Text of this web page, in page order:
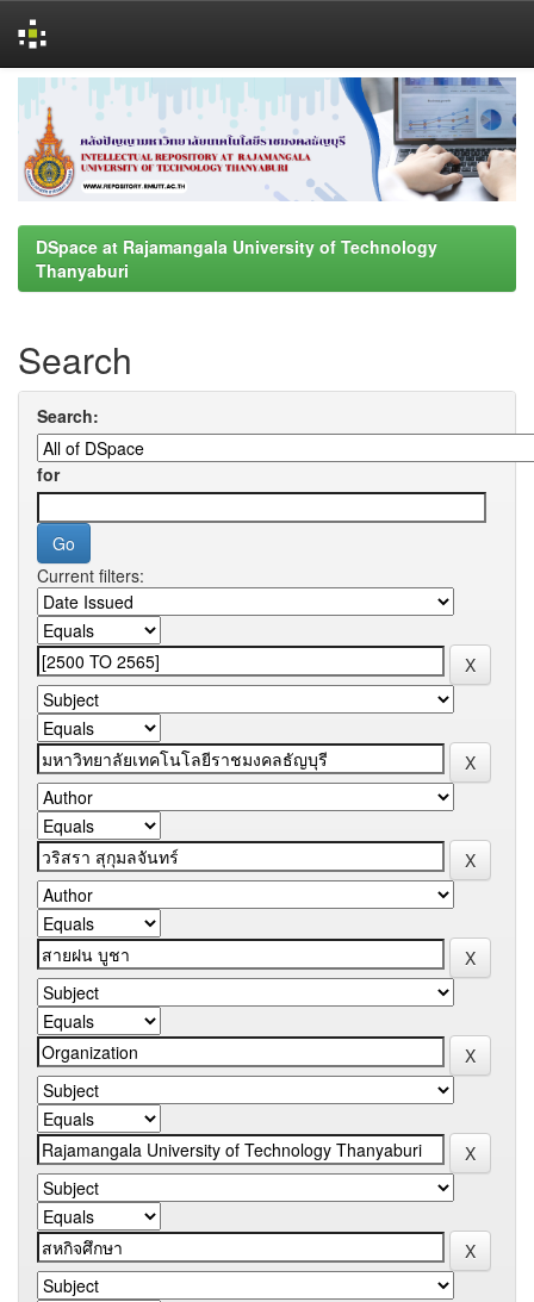
navigation
DSpace at Rajamangala University of Technology
Thanyaburi
Search
Search:
for
Current filters: